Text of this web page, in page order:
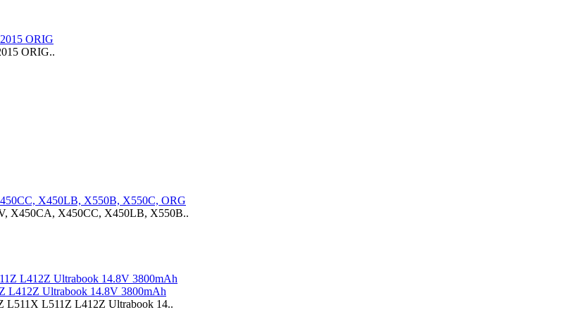
ORIG
ORIG..
X450LB, X550B, X550C, ORG
X450CA, X450CC, X450LB, X550B..
L412Z Ultrabook 14.8V 3800mAh
L511X L511Z L412Z Ultrabook 14..